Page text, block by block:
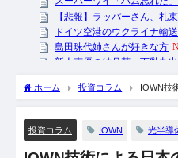
ホーム 投資コラム IOWN技
投資コラム IOWN 光半導